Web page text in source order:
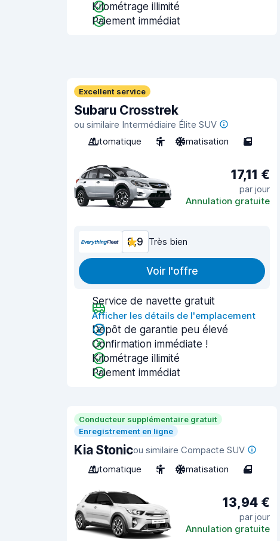
Kilométrage illimité
Paiement immédiat
Excellent service
Subaru Crosstrek
ou similaire Intermédiaire Élite SUV
Automatique
5 Climatisation 5
17,11 €
par jour
Annulation gratuite
8,9 Très bien
Voir l'offre
Service de navette gratuit
Afficher les détails de l'emplacement
Dépôt de garantie peu élevé
Confirmation immédiate !
Kilométrage illimité
Paiement immédiat
Conducteur supplémentaire gratuit
Enregistrement en ligne
Kia Stonicou similaire Compacte SUV
Automatique
5 Climatisation 4
13,94 €
par jour
Annulation gratuite